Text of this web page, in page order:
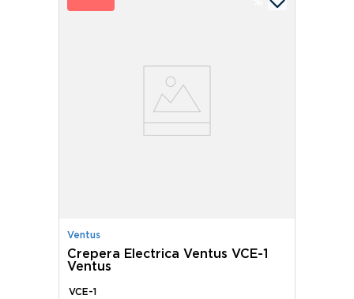
Ventus
Crepera Electrica Ventus VCE-1
Ventus
VCE-1